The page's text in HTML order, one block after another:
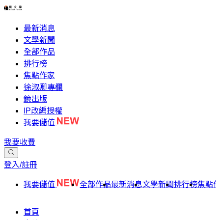
最新消息
文學新聞
全部作品
排行榜
焦點作家
徐淑卿專欄
鏡出版
IP改編授權
我要儲值
我要收費
登入/註冊
我要儲值 全部作品最新消息文學新聞排行榜焦點
首頁